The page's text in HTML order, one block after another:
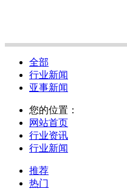
全部
行业新闻
亚事新闻
您的位置：
网站首页
行业资讯
行业新闻
推荐
热门